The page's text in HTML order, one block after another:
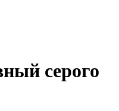
серого